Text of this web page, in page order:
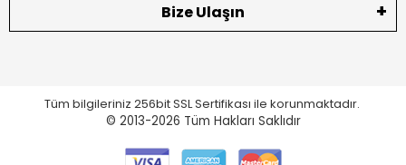
Bize Ulaşın
Tüm bilgileriniz 256bit SSL Sertifikası ile korunmaktadır.
© 2013-2026 Tüm Hakları Saklıdır